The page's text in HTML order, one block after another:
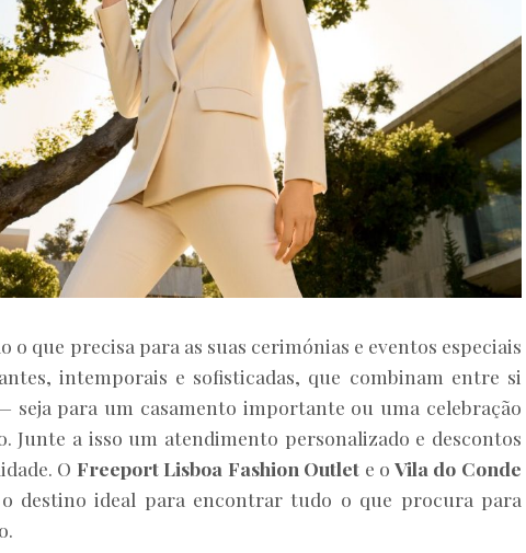
o que precisa para as suas cerimónias e eventos especiais
intemporais e sofisticadas, que combinam entre si
para um casamento importante ou uma celebração
Junte a isso um atendimento personalizado e descontos
O Freeport Lisboa Fashion Outlet e o Vila do Conde
destino ideal para encontrar tudo o que procura para